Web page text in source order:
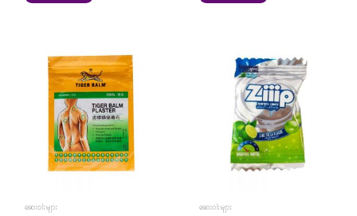
ဆေးဝါးများ ဆေးဝါးများ